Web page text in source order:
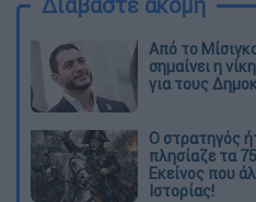
Από το
σημαίνει η
για τους
O στρατηγός
πλησίαζε τα
Εκείνος που
Ιστορίας!